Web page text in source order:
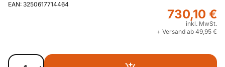
EAN: 3250617714464
730,10 €
inkl. MwSt.
+ Versand ab 49,95 €